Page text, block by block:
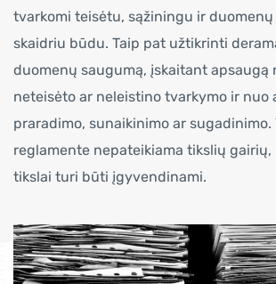
tvarkomi teisėtu, sąžiningu ir
skaidriu būdu. Taip pat užtikrinti
duomenų saugumą, įskaitant apsaugą
neteisėto ar neleistino tvarkymo ir nuo
praradimo, sunaikinimo ar sugadinimo.
reglamente nepateikiama tikslių gairių,
tikslai turi būti įgyvendinami.